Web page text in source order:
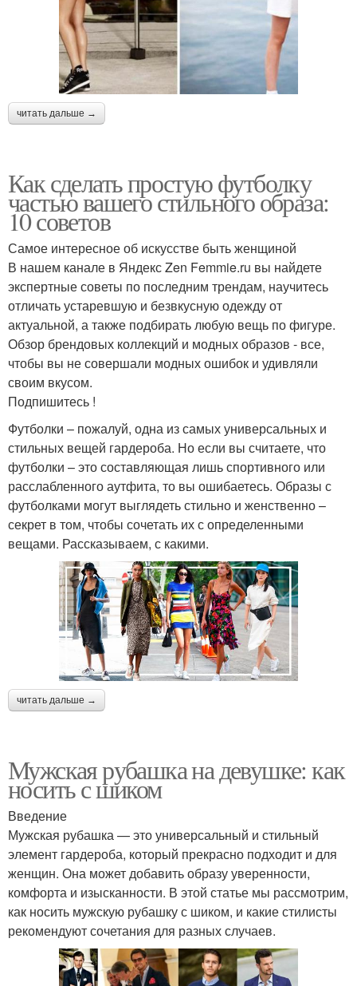
читать дальше →
Как сделать простую футболку
частью вашего стильного образа:
10 советов
Самое интересное об искусстве быть женщиной
В нашем канале в Яндекс Zen Femmie.ru вы найдете
экспертные советы по последним трендам, научитесь
отличать устаревшую и безвкусную одежду от
актуальной, а также подбирать любую вещь по фигуре.
Обзор брендовых коллекций и модных образов - все,
чтобы вы не совершали модных ошибок и удивляли
своим вкусом.
Подпишитесь !
Футболки – пожалуй, одна из самых универсальных и
стильных вещей гардероба. Но если вы считаете, что
футболки – это составляющая лишь спортивного или
расслабленного аутфита, то вы ошибаетесь. Образы с
футболками могут выглядеть стильно и женственно –
секрет в том, чтобы сочетать их с определенными
вещами. Рассказываем, с какими.
читать дальше →
Мужская рубашка на девушке: как
носить с шиком
Введение
Мужская рубашка — это универсальный и стильный
элемент гардероба, который прекрасно подходит и для
женщин. Она может добавить образу уверенности,
комфорта и изысканности. В этой статье мы рассмотрим,
как носить мужскую рубашку с шиком, и какие стилисты
рекомендуют сочетания для разных случаев.